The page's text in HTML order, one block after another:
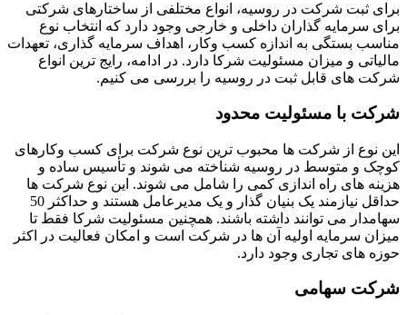
برای ثبت شرکت در روسیه، انواع مختلفی از ساختارهای شرکتی
برای سرمایه ‌گذاران داخلی و خارجی وجود دارد که انتخاب نوع
مناسب بستگی به اندازه کسب‌ وکار، اهداف سرمایه ‌گذاری، تعهدات
مالیاتی و میزان مسئولیت شرکا دارد. در ادامه، رایج‌ ترین انواع
شرکت‌ های قابل ثبت در روسیه را بررسی می‌ کنیم.
شرکت با مسئولیت محدود
این نوع از شرکت ها محبوب ‌ترین نوع شرکت برای کسب ‌وکارهای
کوچک و متوسط در روسیه شناخته می شوند و تأسیس ساده و
هزینه ‌های راه ‌اندازی کمی را شامل می شوند. این نوع شرکت ها
حداقل نیازمند یک بنیان‌ گذار و یک مدیرعامل هستند و حداکثر 50
سهامدار می توانند داشته باشند. همچنین مسئولیت شرکا فقط تا
میزان سرمایه اولیه آن ها در شرکت است و امکان فعالیت در اکثر
حوزه‌ های تجاری وجود دارد.
شرکت سهامی